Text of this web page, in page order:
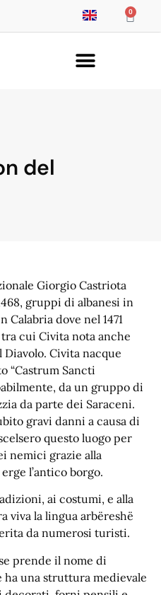
0
del
Giorgio Castriota
gruppi di albanesi in
dove nel 1471
cui Civita nota anche
Civita nacque
“Castrum Sancti
da un gruppo di
da parte dei Saraceni.
gravi danni a causa di
questo luogo per
nemici grazie alla
l’antico borgo.
ai costumi, e alla
viva la lingua arbëreshë
da numerosi turisti.
prende il nome di
ha una struttura medievale